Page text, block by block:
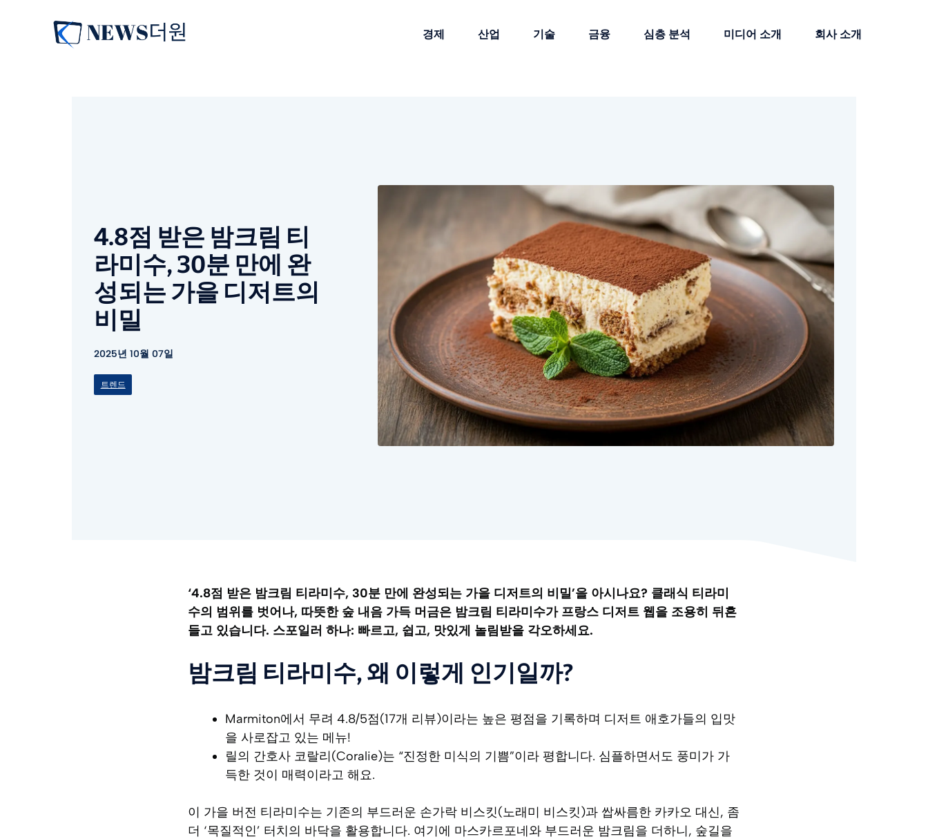
경제 산업 기술 금융 심층 분석 미디어 소개 회사 소개
4.8점 받은 밤크림 티
라미수, 30분 만에 완
성되는 가을 디저트의
비밀
2025년 10월 07일
트렌드
‘4.8점 받은 밤크림 티라미수, 30분 만에 완성되는 가을 디저트의 비밀’을 아시나요? 클래식 티라미
수의 범위를 벗어나, 따뜻한 숲 내음 가득 머금은 밤크림 티라미수가 프랑스 디저트 웹을 조용히 뒤흔
들고 있습니다. 스포일러 하나: 빠르고, 쉽고, 맛있게 놀림받을 각오하세요.
밤크림 티라미수, 왜 이렇게 인기일까?
Marmiton에서 무려 4.8/5점(17개 리뷰)이라는 높은 평점을 기록하며 디저트 애호가들의 입맛
을 사로잡고 있는 메뉴!
릴의 간호사 코랄리(Coralie)는 “진정한 미식의 기쁨”이라 평합니다. 심플하면서도 풍미가 가
득한 것이 매력이라고 해요.
이 가을 버전 티라미수는 기존의 부드러운 손가락 비스킷(노래미 비스킷)과 쌉싸름한 카카오 대신, 좀
더 ‘목질적인’ 터치의 바닥을 활용합니다. 여기에 마스카르포네와 부드러운 밤크림을 더하니, 숲길을